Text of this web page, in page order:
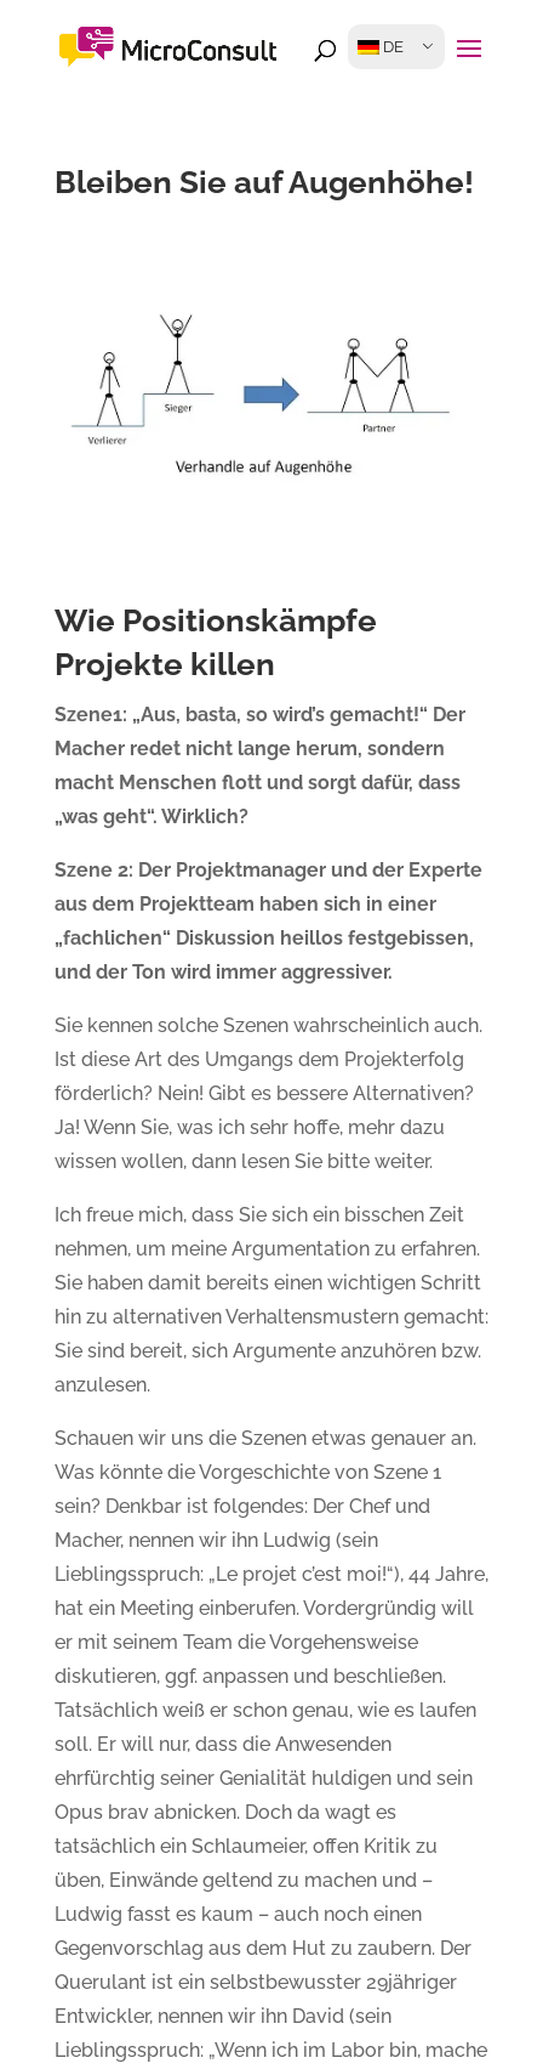
DE
Bleiben Sie auf Augenhöhe!
Wie Positionskämpfe
Projekte killen
Szene1: „Aus, basta, so wird’s gemacht!“ Der
Macher redet nicht lange herum, sondern
macht Menschen flott und sorgt dafür, dass
„was geht“. Wirklich?
Szene 2: Der Projektmanager und der Experte
aus dem Projektteam haben sich in einer
„fachlichen“ Diskussion heillos festgebissen,
und der Ton wird immer aggressiver.
Sie kennen solche Szenen wahrscheinlich auch.
Ist diese Art des Umgangs dem Projekterfolg
förderlich? Nein! Gibt es bessere Alternativen?
Ja! Wenn Sie, was ich sehr hoffe, mehr dazu
wissen wollen, dann lesen Sie bitte weiter.
Ich freue mich, dass Sie sich ein bisschen Zeit
nehmen, um meine Argumentation zu erfahren.
Sie haben damit bereits einen wichtigen Schritt
hin zu alternativen Verhaltensmustern gemacht:
Sie sind bereit, sich Argumente anzuhören bzw.
anzulesen.
Schauen wir uns die Szenen etwas genauer an.
Was könnte die Vorgeschichte von Szene 1
sein? Denkbar ist folgendes: Der Chef und
Macher, nennen wir ihn Ludwig (sein
Lieblingsspruch: „Le projet c’est moi!“), 44 Jahre,
hat ein Meeting einberufen. Vordergründig will
er mit seinem Team die Vorgehensweise
diskutieren, ggf. anpassen und beschließen.
Tatsächlich weiß er schon genau, wie es laufen
soll. Er will nur, dass die Anwesenden
ehrfürchtig seiner Genialität huldigen und sein
Opus brav abnicken. Doch da wagt es
tatsächlich ein Schlaumeier, offen Kritik zu
üben, Einwände geltend zu machen und –
Ludwig fasst es kaum – auch noch einen
Gegenvorschlag aus dem Hut zu zaubern. Der
Querulant ist ein selbstbewusster 29jähriger
Entwickler, nennen wir ihn David (sein
Lieblingsspruch: „Wenn ich im Labor bin, mache